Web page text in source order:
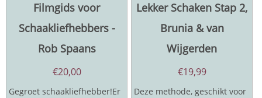
Filmgids voor
Schaakliefhebbers -
Rob Spaans
€20,00
Gegroet schaakliefhebber!Er
Lekker Schaken Stap 2,
Brunia & van
Wijgerden
€19,99
Deze methode, geschikt voor